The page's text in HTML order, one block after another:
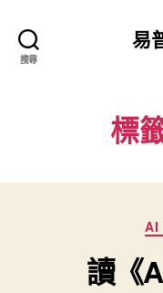
搜尋
易
標
AI
讀《